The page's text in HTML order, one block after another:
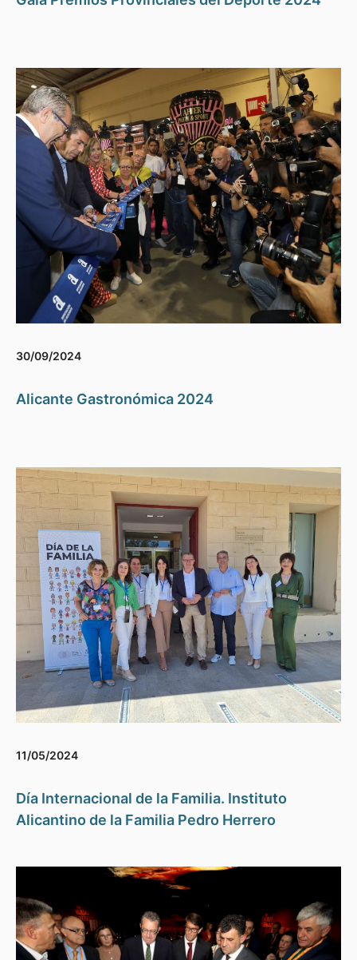
30/09/2024
Alicante Gastronómica 2024
11/05/2024
Día Internacional de la Familia. Instituto
Alicantino de la Familia Pedro Herrero